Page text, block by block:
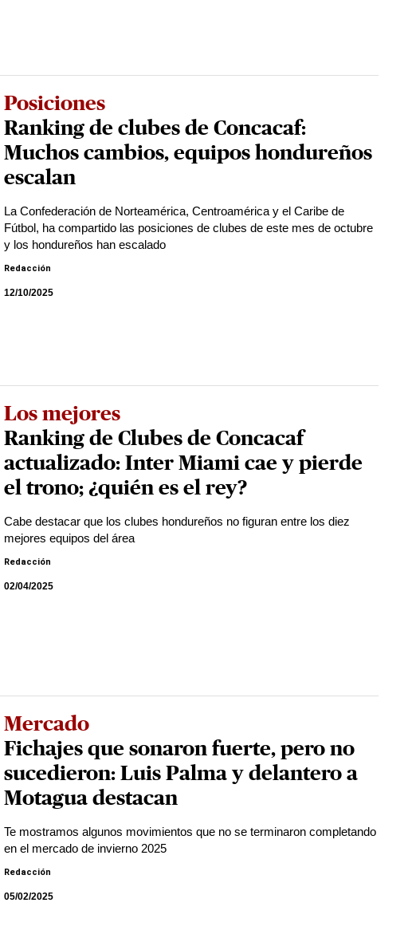
Posiciones
Ranking de clubes de Concacaf:
Muchos cambios, equipos hondureños
escalan
La Confederación de Norteamérica, Centroamérica y el Caribe de
Fútbol, ha compartido las posiciones de clubes de este mes de octubre
y los hondureños han escalado
Redacción
12/10/2025
Los mejores
Ranking de Clubes de Concacaf
actualizado: Inter Miami cae y pierde
el trono; ¿quién es el rey?
Cabe destacar que los clubes hondureños no figuran entre los diez
mejores equipos del área
Redacción
02/04/2025
Mercado
Fichajes que sonaron fuerte, pero no
sucedieron: Luis Palma y delantero a
Motagua destacan
Te mostramos algunos movimientos que no se terminaron completando
en el mercado de invierno 2025
Redacción
05/02/2025